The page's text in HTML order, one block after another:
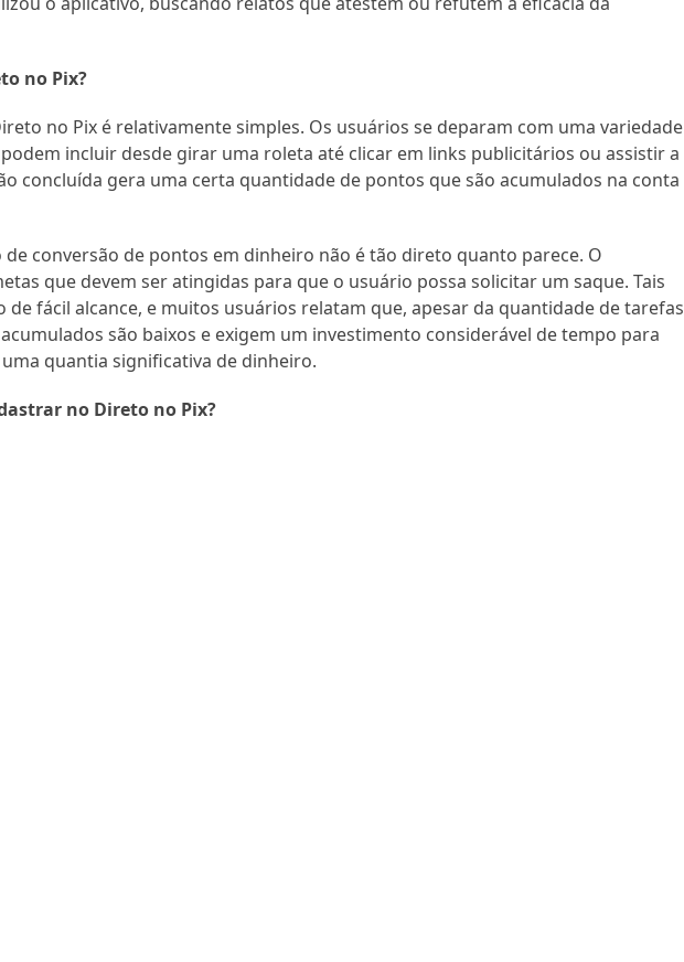
no Pix?
no Pix é relativamente simples. Os usuários se deparam com uma variedade
incluir desde girar uma roleta até clicar em links publicitários ou assistir a
concluída gera uma certa quantidade de pontos que são acumulados na conta
conversão de pontos em dinheiro não é tão direto quanto parece. O
que devem ser atingidas para que o usuário possa solicitar um saque. Tais
de fácil alcance, e muitos usuários relatam que, apesar da quantidade de tarefas
são baixos e exigem um investimento considerável de tempo para
quantia significativa de dinheiro.
no Direto no Pix?